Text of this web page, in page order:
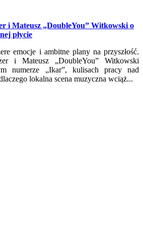
i Mateusz „DoubleYou” Witkowski o
płycie
emocje i ambitne plany na przyszłość.
i Mateusz „DoubleYou” Witkowski
numerze „Ikar”, kulisach pracy nad
lokalna scena muzyczna wciąż...